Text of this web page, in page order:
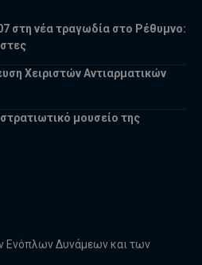
στη νέα τραγωδία στο Ρέθυμνο:
Χειριστών Αντιαρματικών
μουσείο της
Ενόπλων Δυνάμεων και των